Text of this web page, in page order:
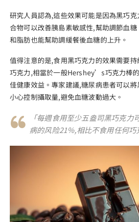
研究人員認為,這些效果可能是因為黑巧
合物可以改善胰島素敏感性,幫助調節血
和脂肪也能幫助調緩餐後血糖的上升。
值得注意的是,食用黑巧克力的效果需要
巧克力,相當於一般Hershey’s巧克力棒
佳健康效益。專家建議,糖尿病患者可以
小心控制攝取量,避免血糖波動過大。
「每週食用至少五盎司黑巧克力
病的风险21％,相比不食用任何巧